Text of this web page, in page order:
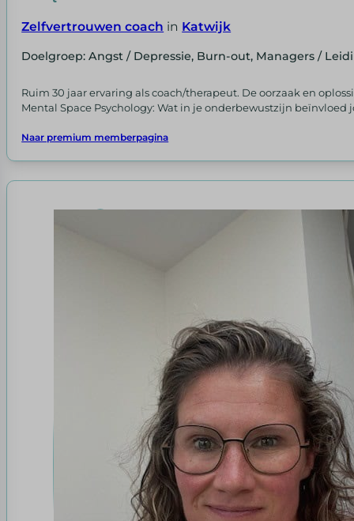
Zelfvertrouwen coach in Katwijk
Doelgroep: Angst / Depressie, Burn-out, Managers /
Ruim 30 jaar ervaring als coach/therapeut. De oorzaak en
Mental Space Psychology: Wat in je onderbewustzijn beïnvloed
Naar premium memberpagina